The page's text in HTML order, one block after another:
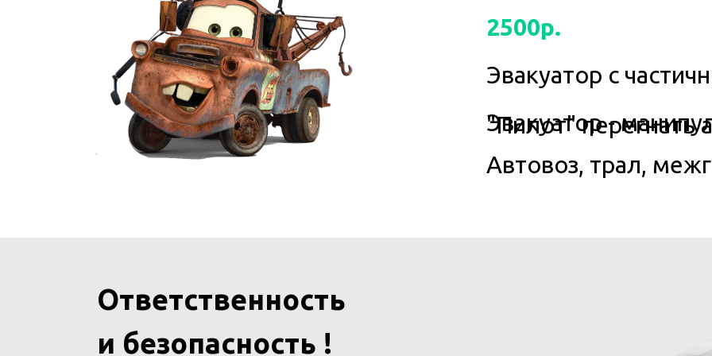
2500р.
Эвакуатор с
Эвакуатор -
"Пилот" перегнать
Автовоз, трал,
Ответственность
и безопасность !